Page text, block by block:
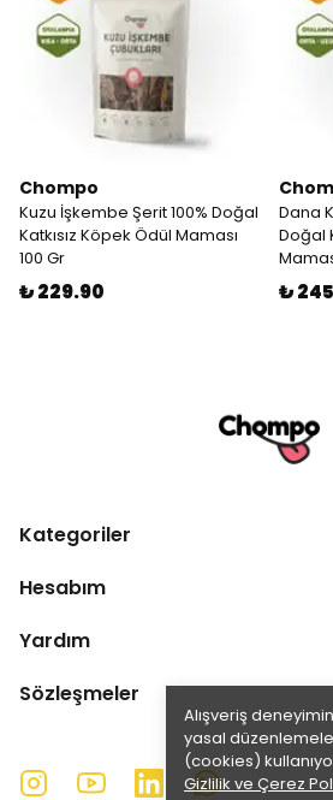
Alışveriş
yasal
(cookies)
Gizlilik ve Çerez
Chompo
Kuzu İşkembe Şerit 100% Doğal
Katkısız Köpek Ödül Maması
100 Gr
₺ 229.90
Dana
Doğal
₺
Kategoriler
Hesabım
Yardım
Sözleşmeler